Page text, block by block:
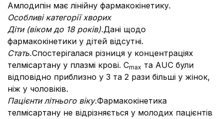
Амлодипін має лінійну фармакокінетику.
Особливі категорії хворих
Діти (віком до 18 років).Дані щодо
фармакокінетики у дітей відсутні.
Стать.Спостерігалася різниця у концентраціях
телмісартану у плазмі крові. Cmax та AUC були
відповідно приблизно у 3 та 2 рази більші у жінок,
ніж у чоловіків.
Пацієнти літнього віку.Фармакокінетика
телмісартану не відрізняється у молодих пацієнтів